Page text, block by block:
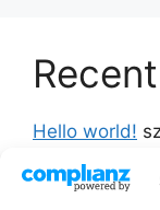
Hello world!